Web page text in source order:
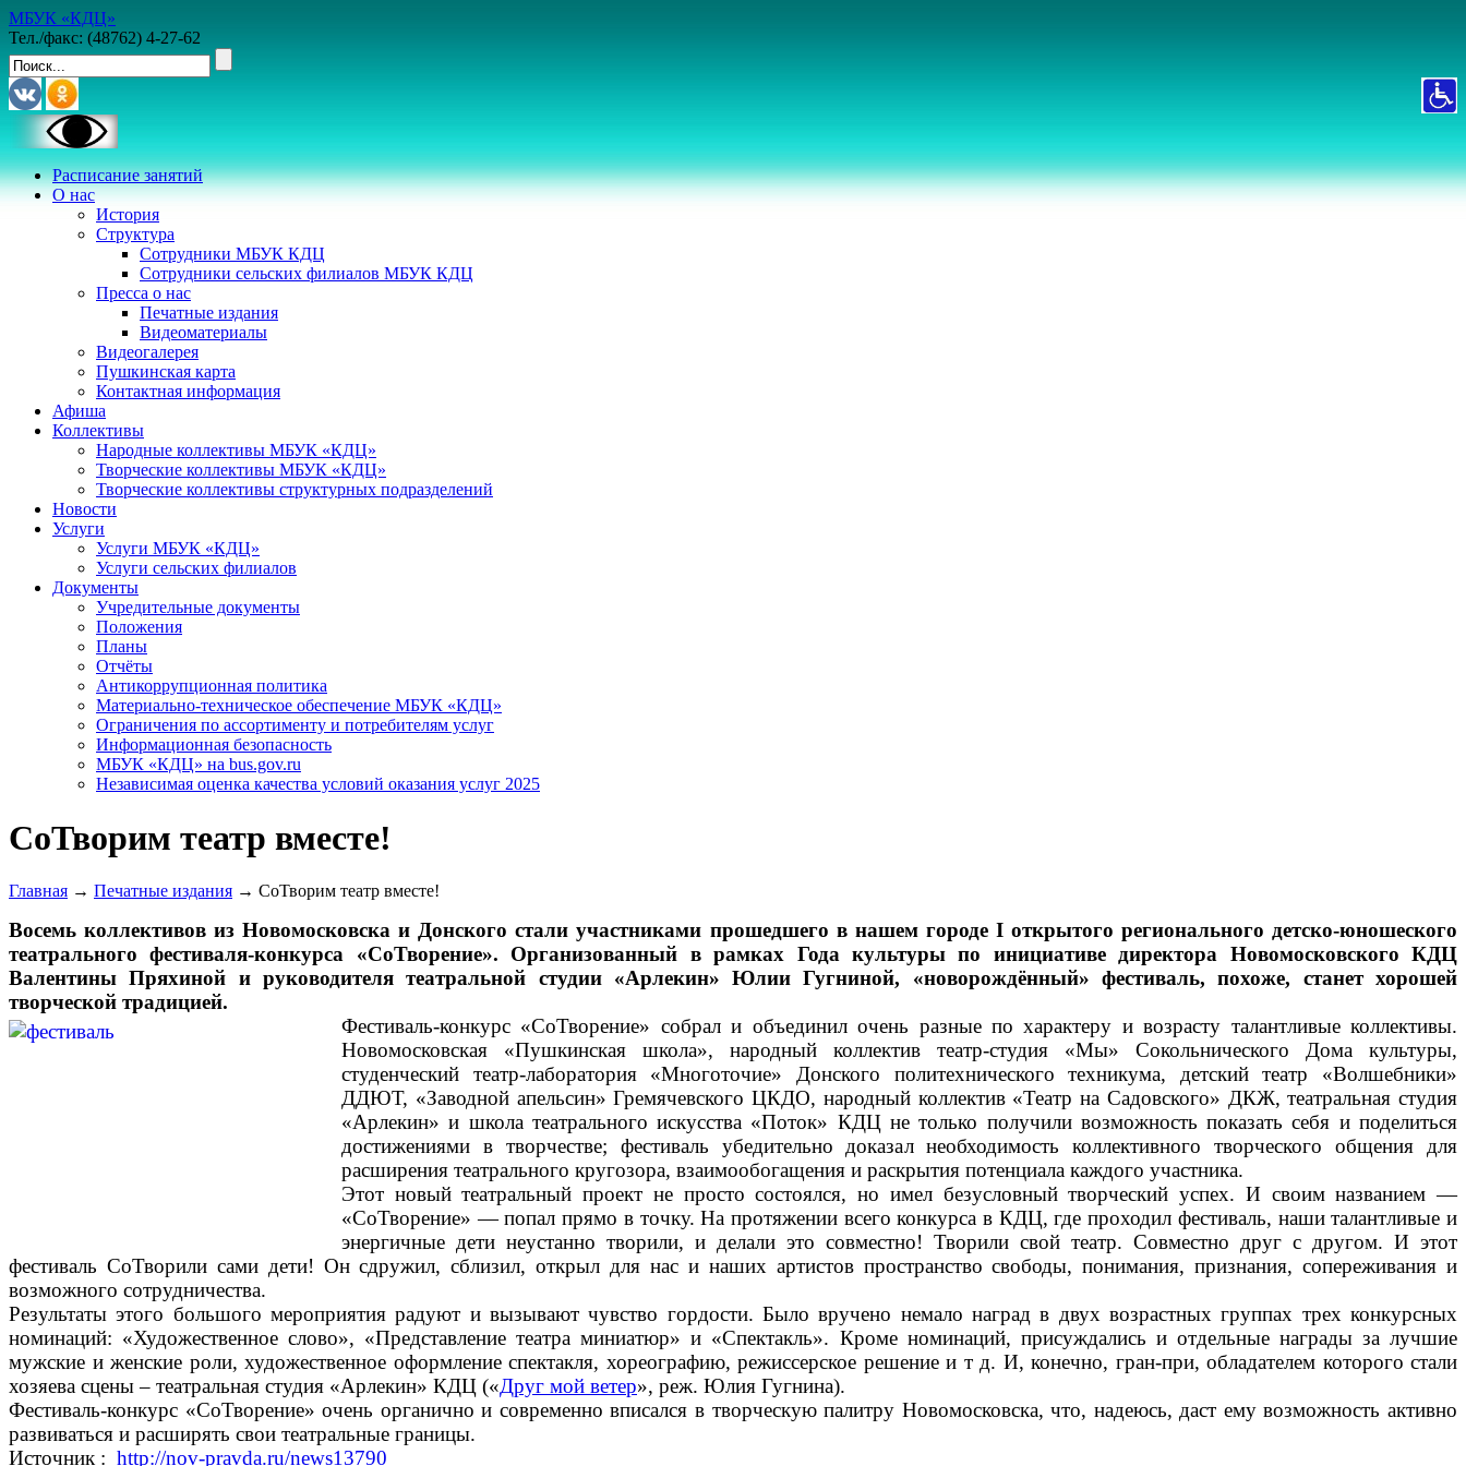
МБУК «КДЦ»
Тел./факс: (48762) 4-27-62
Расписание занятий
О нас
История
Структура
Сотрудники МБУК КДЦ
Сотрудники сельских филиалов МБУК КДЦ
Пресса о нас
Печатные издания
Видеоматериалы
Видеогалерея
Пушкинская карта
Контактная информация
Афиша
Коллективы
Народные коллективы МБУК «КДЦ»
Творческие коллективы МБУК «КДЦ»
Творческие коллективы структурных подразделений
Новости
Услуги
Услуги МБУК «КДЦ»
Услуги сельских филиалов
Документы
Учредительные документы
Положения
Планы
Отчёты
Антикоррупционная политика
Материально-техническое обеспечение МБУК «КДЦ»
Ограничения по ассортименту и потребителям услуг
Информационная безопасность
МБУК «КДЦ» на bus.gov.ru
Независимая оценка качества условий оказания услуг 2025
СоТворим театр вместе!
Главная → Печатные издания → СоТворим театр вместе!
Восемь коллективов из Новомосковска и Донского стали участниками прошедшего в нашем городе I открытого регионального детско-юношеского
театрального фестиваля-конкурса «СоТворение». Организованный в рамках Года культуры по инициативе директора Новомосковского КДЦ
Валентины Пряхиной и руководителя театральной студии «Арлекин» Юлии Гугниной, «новорождённый» фестиваль, похоже, станет хорошей
творческой традицией.
Фестиваль-конкурс «СоТворение» собрал и объединил очень разные по характеру и возрасту талантливые коллективы.
Новомосковская «Пушкинская школа», народный коллектив театр-студия «Мы» Сокольнического Дома культуры,
студенческий театр-лаборатория «Многоточие» Донского политехнического техникума, детский театр «Волшебники»
ДДЮТ, «Заводной апельсин» Гремячевского ЦКДО, народный коллектив «Театр на Садовского» ДКЖ, театральная студия
«Арлекин» и школа театрального искусства «Поток» КДЦ не только получили возможность показать себя и поделиться
достижениями в творчестве; фестиваль убедительно доказал необходимость коллективного творческого общения для
расширения театрального кругозора, взаимообогащения и раскрытия потенциала каждого участника.
Этот новый театральный проект не просто состоялся, но имел безусловный творческий успех. И своим названием —
«СоТворение» — попал прямо в точку. На протяжении всего конкурса в КДЦ, где проходил фестиваль, наши талантливые и
энергичные дети неустанно творили, и делали это совместно! Творили свой театр. Совместно друг с другом. И этот
фестиваль СоТворили сами дети! Он сдружил, сблизил, открыл для нас и наших артистов пространство свободы, понимания, признания, сопереживания и
возможного сотрудничества.
Результаты этого большого мероприятия радуют и вызывают чувство гордости. Было вручено немало наград в двух возрастных группах трех конкурсных
номинаций: «Художественное слово», «Представление театра миниатюр» и «Спектакль». Кроме номинаций, присуждались и отдельные награды за лучшие
мужские и женские роли, художественное оформление спектакля, хореографию, режиссерское решение и т д. И, конечно, гран-при, обладателем которого стали
хозяева сцены – театральная студия «Арлекин» КДЦ («Друг мой ветер», реж. Юлия Гугнина).
Фестиваль-конкурс «СоТворение» очень органично и современно вписался в творческую палитру Новомосковска, что, надеюсь, даст ему возможность активно
развиваться и расширять свои театральные границы.
Источник : http://nov-pravda.ru/news13790